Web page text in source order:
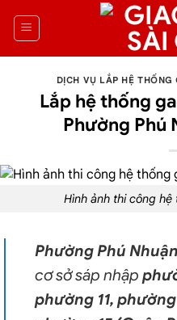
DỊCH VỤ LẮP HỆ THỐNG
Lắp hệ thống
Phường Phú
Hình ảnh thi công hệ
Phường Phú Nhuận
cơ sở sáp nhập
phường 11,